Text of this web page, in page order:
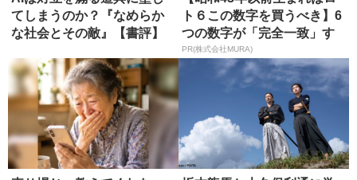
てしまうのか？『なめらか
な社会とその敵』【書評】
ト６この数字を買うべき】6
つの数字が「完全一致」す
る方...
PR(株式会社MURA)